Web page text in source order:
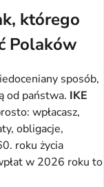
którego
Polaków
sposób,
od państwa. IKE
wpłacasz,
obligacje,
roku życia
w 2026 roku to